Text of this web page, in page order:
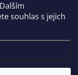
souhlas s jejich